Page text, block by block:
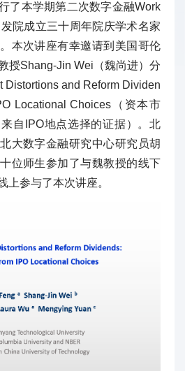
了本学期第二次数字金融Work
院成立三十周年院庆学术名家
本次讲座有幸邀请到美国哥伦
授Shang-Jin Wei（魏尚进）分
Distortions and Reform Dividen
Locational Choices（资本市
自IPO地点选择的证据）。北
大数字金融研究中心研究员胡
位师生参加了与魏教授的线下
上参与了本次讲座。